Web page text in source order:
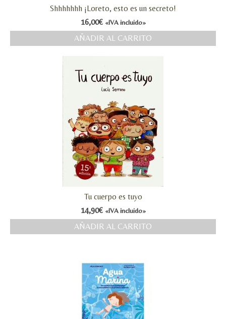
Valoraciones y opiniones de TejiendoLEE un
cuento
Shhhhhhh ¡Loreto, esto es un secreto!
16,00€ «IVA incluido»
AÑADIR AL CARRITO
Tu cuerpo es tuyo
14,90€ «IVA incluido»
AÑADIR AL CARRITO